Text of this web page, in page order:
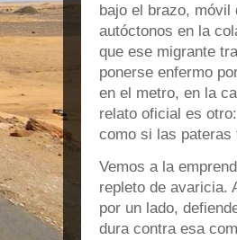
bajo el brazo, móvil
autóctonos en la
que ese migrante
ponerse enfermo
en el metro, en la
relato oficial es
como si las pateras
Vemos a la
repleto de avaricia.
por un lado,
dura contra esa